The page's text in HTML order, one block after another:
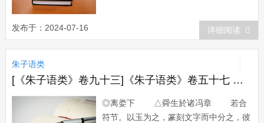
名。乾只是个健，坤只是个顺。纯是阳，
所以健；纯是阴，所以顺。至健者惟天，
至顺者惟地。所以后来取象，乾便为天，
坤便为地。〔渊〕 乾坤阴阳，以位
相对...
发布于：2024-07-16 详细阅读
朱子语类
[《朱子语类》卷九十三]《朱子语类》卷五十七 孟子七
◎离娄下 △舜生於诸冯章 若合
符节。以玉为之，篆刻文字而中分之，彼